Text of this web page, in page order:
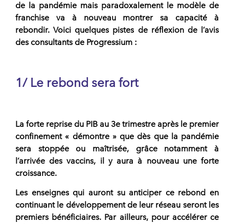
de la pandémie mais paradoxalement le modèle de
franchise va à nouveau montrer sa capacité à
rebondir. Voici quelques pistes de réflexion de l’avis
des consultants de Progressium :
1/ Le rebond sera fort
La forte reprise du PIB au 3e trimestre après le premier
confinement « démontre » que dès que la pandémie
sera stoppée ou maîtrisée, grâce notamment à
l’arrivée des vaccins, il y aura à nouveau une forte
croissance.
Les enseignes qui auront su anticiper ce rebond en
continuant le développement de leur réseau seront les
premiers bénéficiaires. Par ailleurs, pour accélérer ce